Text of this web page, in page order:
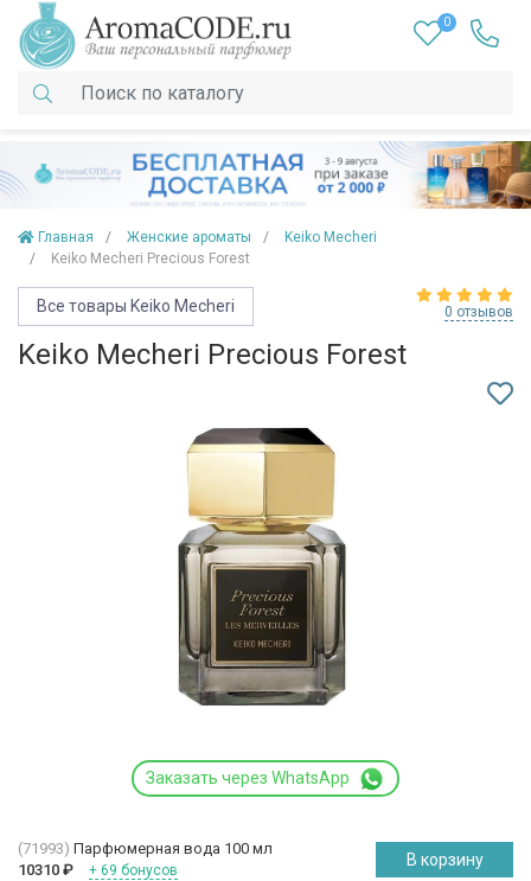
0
Главная Женские ароматы
Keiko Mecheri
Keiko Mecheri Precious Forest
Все товары Keiko Mecheri 0 отзывов
Keiko Mecheri Precious Forest
Заказать через WhatsApp
(71993) Парфюмерная вода 100 мл
10310 ₽ + 69 бонусов
В корзину